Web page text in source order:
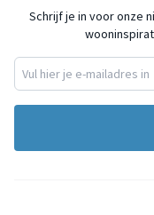
Schrijf je in voor onze